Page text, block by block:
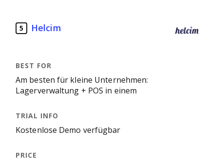
5 Helcim
Am besten für kleine Unternehmen:
Lagerverwaltung + POS in einem
Kostenlose Demo verfügbar